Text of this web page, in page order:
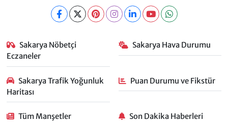
Sakarya Nöbetçi
Eczaneler
Sakarya Hava Durumu
Sakarya Trafik Yoğunluk
Haritası
Puan Durumu ve Fikstür
Tüm Manşetler Son Dakika Haberleri